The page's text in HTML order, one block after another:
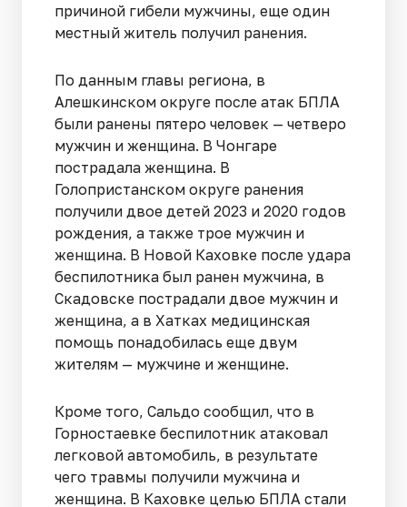
причиной гибели мужчины, еще один
местный житель получил ранения.
По данным главы региона, в
Алешкинском округе после атак БПЛА
были ранены пятеро человек — четверо
мужчин и женщина. В Чонгаре
пострадала женщина. В
Голопристанском округе ранения
получили двое детей 2023 и 2020 годов
рождения, а также трое мужчин и
женщина. В Новой Каховке после удара
беспилотника был ранен мужчина, в
Скадовске пострадали двое мужчин и
женщина, а в Хатках медицинская
помощь понадобилась еще двум
жителям — мужчине и женщине.
Кроме того, Сальдо сообщил, что в
Горностаевке беспилотник атаковал
легковой автомобиль, в результате
чего травмы получили мужчина и
женщина. В Каховке целью БПЛА стали